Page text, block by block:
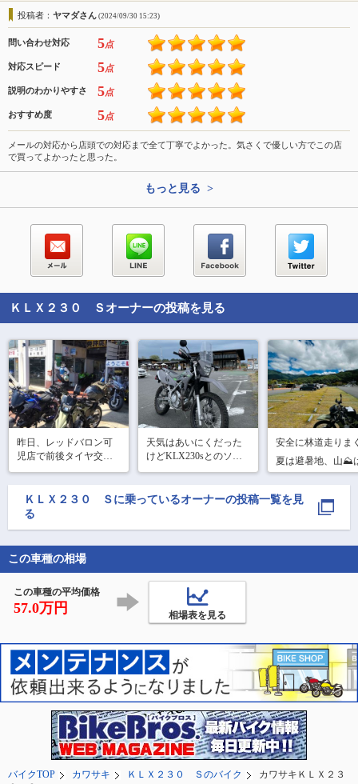
投稿者： ヤマダさん (2024/09/30 15:23)
問い合わせ対応 5点
対応スピード 5点
説明のわかりやすさ 5点
おすすめ度 5点
メールの対応から店頭での対応まで全て丁寧でよかった。気さくで優しい方でこの店
で買ってよかったと思った。
もっと見る >
ＫＬＸ２３０ Ｓ オーナーの投稿を見る
昨日、レッドバロン可
児店で前後タイヤ交換
してきました😉
KLX230Sに純正で履い
てたIRC製のブロックタ
イヤ中央部分が見事に
ないのに┅😢って言うと
バイク仲間は、それが
天気はあいにくだった
けどKLX230sとのソロ
ツーは楽しかったでー
す
安全に林道走りま
夏は避暑地、山⛰️
しい
ＫＬＸ２３０ Ｓ に乗っているオーナーの投稿一覧を見
る
この車種の相場
この車種の平均価格
57.0万円 相場表を見る
バイクTOP カワサキ ＫＬＸ２３０ Ｓのバイク
カワサキＫＬＸ２３